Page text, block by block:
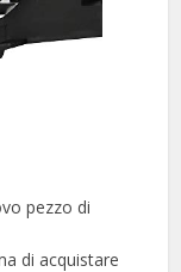
pezzo di
di acquistare